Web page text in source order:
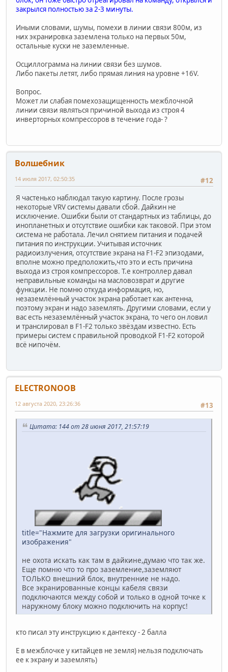
закрылся полностью за 2-3 минуты.
Иными словами, шумы, помехи в линии связи 800м, из
них экранировка заземлена только на первых 50м,
остальные куски не заземленные.
Осциллограмма на линии связи без шумов.
Либо пакеты летят, либо прямая линия на уровне +16V.
Вопрос.
Может ли слабая помехозащищенность межблочной
линии связи являться причиной выхода из строя 4
инверторных компрессоров в течение года- ?
Волшебник
#12
14 июля 2017, 02:50:35
Я частенько наблюдал такую картину. После грозы
некоторые VRV системы давали сбой. Дайкин не
исключение. Ошибки были от стандартных из таблицы, до
инопланетных и отсутствие ошибки как таковой. При этом
система не работала. Лечил снятием питания и подачей
питания по инструкции. Учитывая источник
радиоизлучения, отсутствие экрана на F1-F2 эпизодами,
вполне можно предположить,что это и есть причина
выхода из строя компрессоров. Т.е контроллер давал
неправильные команды на масловозврат и другие
функции. Не помню откуда информация, но,
незаземлённый участок экрана работает как антенна,
поэтому экран и надо заземлять. Другими словами, если у
вас есть незаземлённый участок экрана, то чего он ловил
и транслировал в F1-F2 только звёздам известно. Есть
примеры систем с правильной проводкой F1-F2 которой
всё нипочём.
ELECTRONOOB
#13
12 августа 2020, 23:26:36
Цитата: 144 от 28 июня 2017, 21:57:19
title="Нажмите для загрузки оригинального
изображения"
не охота искать как там в дайкине,думаю что так же.
Еще помню что то про заземление,заземляют
ТОЛЬКО внешний блок, внутренние не надо.
Все экранированные концы кабеля связи
подключаются между собой и только в одной точке к
наружному блоку можно подключить на корпус!
кто писал эту инструкцию к дантексу - 2 балла
E в межблочке у китайцев не земля) нельзя подключать
ее к экрану и заземлять)